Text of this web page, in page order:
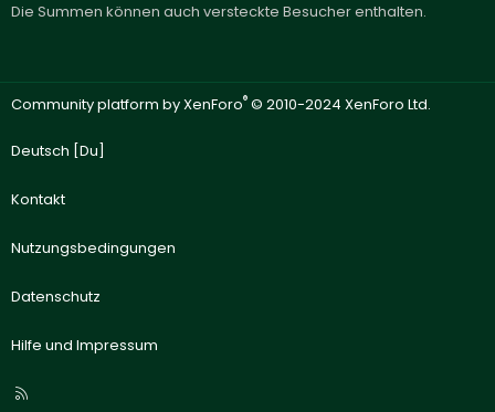
Die Summen können auch versteckte Besucher enthalten.
Community platform by XenForo® © 2010-2024 XenForo Ltd.
Deutsch [Du]
Kontakt
Nutzungsbedingungen
Datenschutz
Hilfe und Impressum
R